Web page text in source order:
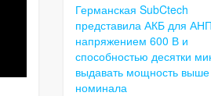
Германская SubCtech
представила АКБ для
напряжением 600 В и
способностью десятки
выдавать мощность выше
номинала